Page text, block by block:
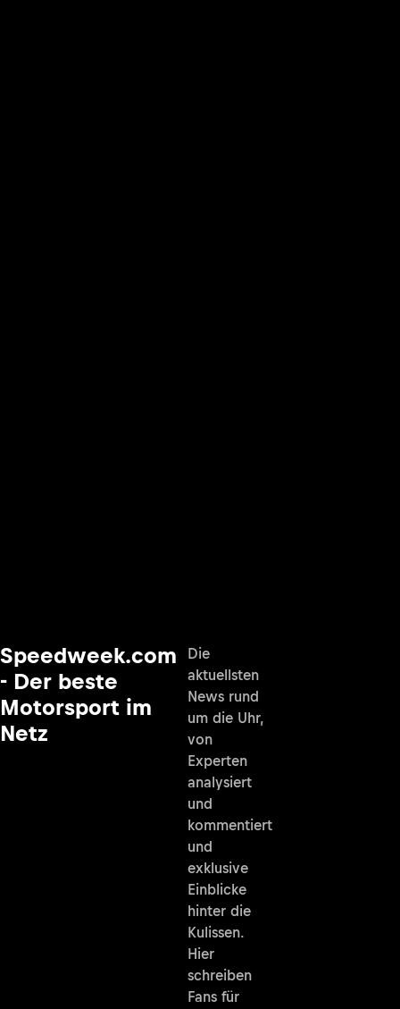
Speedweek.com
- Der beste
Motorsport im
Netz
Die
aktuellsten
News rund
um die Uhr,
von
Experten
analysiert
und
kommentiert
und
exklusive
Einblicke
hinter die
Kulissen.
Hier
schreiben
Fans für